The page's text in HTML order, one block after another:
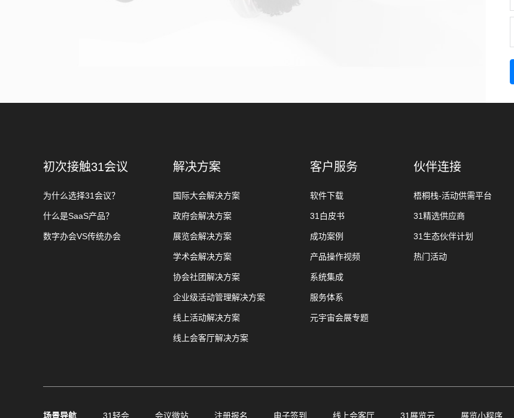
初次接触31会议
为什么选择31会议？
什么是SaaS产品？
数字办会VS传统办会
解决方案
国际大会解决方案
政府会解决方案
展览会解决方案
学术会解决方案
协会社团解决方案
企业级活动管理解决方案
线上活动解决方案
线上会客厅解决方案
客户服务
软件下载
31白皮书
成功案例
产品操作视频
系统集成
服务体系
元宇宙会展专题
伙伴连接
梧桐栈-活动供需平台
31精选供应商
31生态伙伴计划
热门活动
场景导航 31轻会 会议微站 注册报名 电子签到 线上会客厅 31展览云 展览小程序